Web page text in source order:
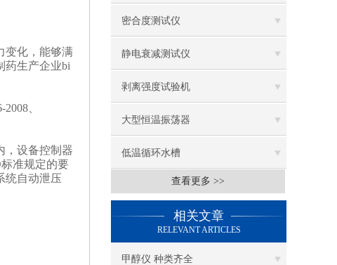
变化，能够满
药生产企业bi
、
，设备控制器
准规定的要
统自动泄压
密合度测试仪
静电衰减测试仪
剥离强度试验机
大型恒温振荡器
低温循环水槽
低温振荡水槽
电热鼓风干燥箱
电热恒温水槽
查看更多 >>
相关文章
RELEVANT ARTICLES
甲醇仪 种类齐全